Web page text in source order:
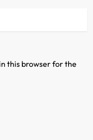
this browser for the